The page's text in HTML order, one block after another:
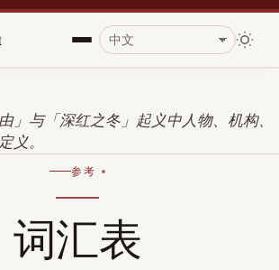
」与「深红之冬」起义中人物、机构、
义。
参考
词汇表